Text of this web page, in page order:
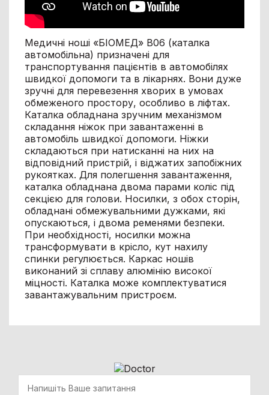
Медичні ноші «БІОМЕД» В06 (каталка
автомобільна) призначені для
транспортування пацієнтів в автомобілях
швидкої допомоги та в лікарнях. Вони дуже
зручні для перевезення хворих в умовах
обмеженого простору, особливо в ліфтах.
Каталка обладнана зручним механізмом
складання ніжок при завантаженні в
автомобіль швидкої допомоги. Ніжки
складаються при натисканні на них на
відповідний пристрій, і віджатих запобіжних
рукоятках. Для полегшення завантаження,
каталка обладнана двома парами коліс під
секцією для голови. Носилки, з обох сторін,
обладнані обмежувальними дужками, які
опускаються, і двома ременями безпеки.
При необхідності, носилки можна
трансформувати в крісло, кут нахилу
спинки регулюється. Каркас ношів
виконаний зі сплаву алюмінію високої
міцності. Каталка може комплектуватися
завантажувальним пристроєм.